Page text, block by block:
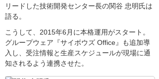
リードした技術開発センター長の関谷 忠明氏は
語る。
こうして、2015年6月に本格運用がスタート。
グループウェア『サイボウズ Office』も追加導
入し、受注情報と生産スケジュールが現場に通
知されるよう連携させた。